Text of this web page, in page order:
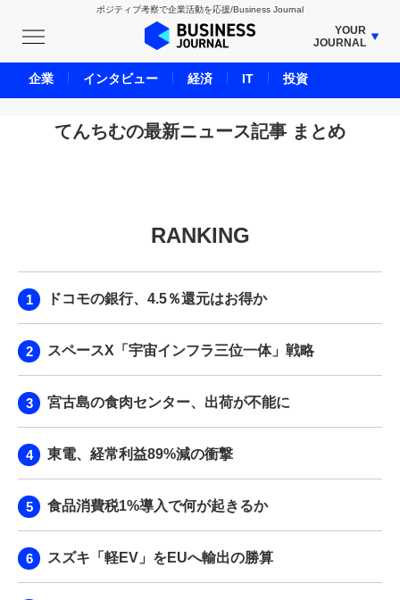
ポジティブ考察で企業活動を応援/Business Journal
YOUR
JOURNAL
BUSINESS JOURNAL
UNICORN JOURNAL
CARBON CREDITS JOURNAL
LIFE ENDING JOURNAL
BPaaS JOURNAL
てんちむの最新ニュース記事 まとめ
RANKING
ドコモの銀行、4.5％還元はお得か
スペースX「宇宙インフラ三位一体」戦略
宮古島の食肉センター、出荷が不能に
東電、経常利益89%減の衝撃
食品消費税1%導入で何が起きるか
スズキ「軽EV」をEUへ輸出の勝算
企業 インタビュー 経済 IT 投資